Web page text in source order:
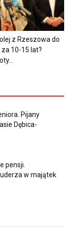
z Rzeszowa do
10-15 lat?
Pijany
Dębica-
pensji.
w majątek